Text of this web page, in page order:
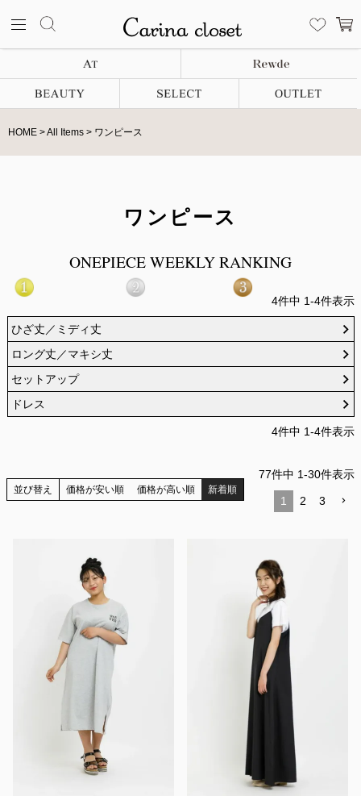
HOME All Items ワンピース
ワンピース
ONEPIECE WEEKLY RANKING
4件中 1-4件表示
ひざ丈／ミディ丈
ロング丈／マキシ丈
セットアップ
ドレス
4件中 1-4件表示
並び替え 価格が安い順 価格が高い順 新着順
77件中 1-30件表示
1 2 3